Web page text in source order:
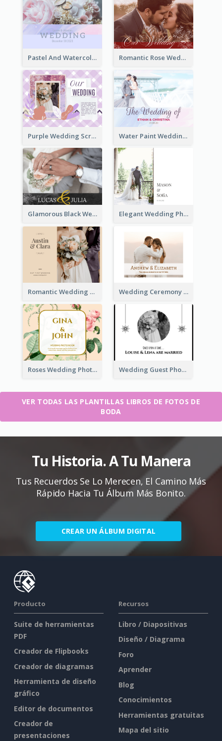
Pastel And Watercolor Wedding Photo Book Romantic Rose Wedding Photo Book
Purple Wedding Scrapping Photo Book Water Paint Wedding Photo Book
Glamorous Black Wedding Photo Book Elegant Wedding Photo Book
Romantic Wedding Anniversary Photo Book Wedding Ceremony Photo Book
Roses Wedding Photo Book Wedding Guest Photo Book
VER TODAS LAS PLANTILLAS LIBROS DE FOTOS DE
BODA
Tu Historia. A Tu Manera
Tus Recuerdos Se Lo Merecen, El Camino Más
Rápido Hacia Tu Álbum Más Bonito.
CREAR UN ÁLBUM DIGITAL
Producto
Suite de herramientas
PDF
Creador de Flipbooks
Creador de diagramas
Herramienta de diseño
gráfico
Editor de documentos
Creador de
presentaciones
Recursos
Libro / Diapositivas
Diseño / Diagrama
Foro
Aprender
Blog
Conocimientos
Herramientas gratuitas
Mapa del sitio